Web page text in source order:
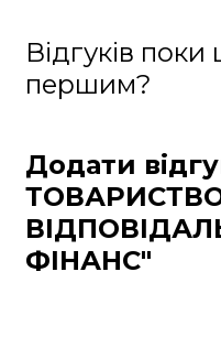
Відгуків
першим?
Додати
ФІНАНС"